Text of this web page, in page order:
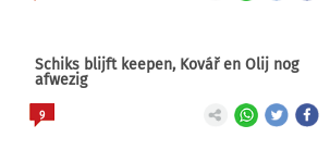
Schiks blijft keepen, Kovář en Olij nog
afwezig
9